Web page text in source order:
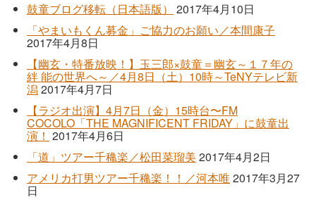
鼓童ブログ移転（日本語版）
2017年4月10日
「やまいもくん募金」ご協力のお願い／本間康子
2017年4月8日
【幽玄・特番放映！】玉三郎×鼓童＝幽玄～１７年の
絆 能の世界へ～／4月8日（土）10時～TeNYテレビ新
潟2017年4月7日
【ラジオ出演】4月7日（金）15時台〜FM
COCOLO「THE MAGNIFICENT FRIDAY」に鼓童出
演！ 2017年4月6日
「道」ツアー千穐楽／松田菜瑠美 2017年4月2日
アメリカ打男ツアー千穐楽！！／河本唯2017年3月27
日